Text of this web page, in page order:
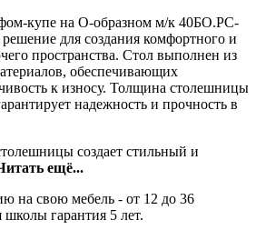
купе на О-образном м/к 40БО.РС-
для создания комфортного и
пространства. Стол выполнен из
обеспечивающих
к износу. Толщина столешницы
надежность и прочность в
создает стильный и
ещё...
на свою мебель - от 12 до 36
гарантия 5 лет.